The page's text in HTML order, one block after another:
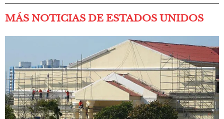
MÁS NOTICIAS DE ESTADOS UNIDOS